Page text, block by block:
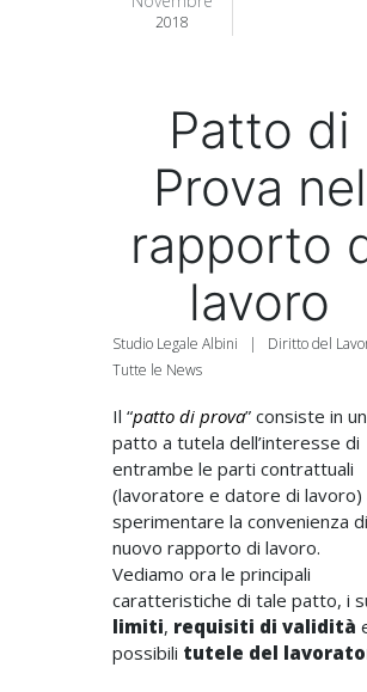
2018
Patto di
Prova nel
rapporto
lavoro
Studio Legale Albini | Diritto del
Tutte le News
Il “patto di prova” consiste in un
patto a tutela dell’interesse di
entrambe le parti contrattuali
(lavoratore e datore di lavoro)
sperimentare la convenienza
nuovo rapporto di lavoro.
Vediamo ora le principali
caratteristiche di tale patto, i
limiti, requisiti di validità
possibili tutele del